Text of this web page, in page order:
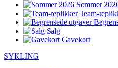
Sommer
Team-
Salg
Gavekort
SYKLING